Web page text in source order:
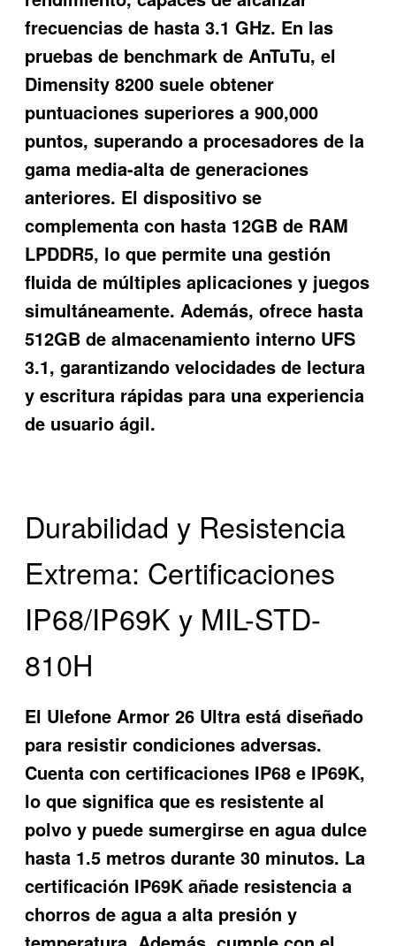
frecuencias de hasta 3.1 GHz. En las
pruebas de benchmark de AnTuTu, el
Dimensity 8200 suele obtener
puntuaciones superiores a 900,000
puntos, superando a procesadores de la
gama media-alta de generaciones
anteriores. El dispositivo se
complementa con hasta 12GB de RAM
LPDDR5, lo que permite una gestión
fluida de múltiples aplicaciones y juegos
simultáneamente. Además, ofrece hasta
512GB de almacenamiento interno UFS
3.1, garantizando velocidades de lectura
y escritura rápidas para una experiencia
de usuario ágil.
Durabilidad y Resistencia
Extrema: Certificaciones
IP68/IP69K y MIL-STD-
810H
El Ulefone Armor 26 Ultra está diseñado
para resistir condiciones adversas.
Cuenta con certificaciones IP68 e IP69K,
lo que significa que es resistente al
polvo y puede sumergirse en agua dulce
hasta 1.5 metros durante 30 minutos. La
certificación IP69K añade resistencia a
chorros de agua a alta presión y